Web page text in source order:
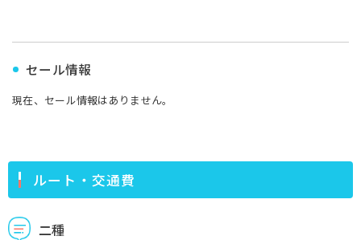
セール情報
現在、セール情報はありません。
ルート・交通費
二種